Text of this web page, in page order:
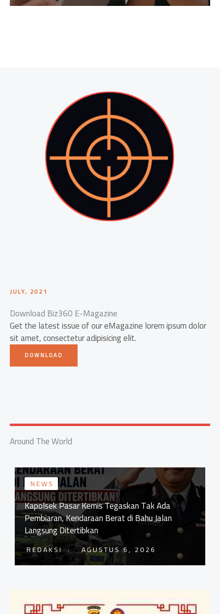
JULY, 2021
Download Biz360 E-Magazine
Get the latest issue of our eMagazine lorem ipsum dolor
sit amet, consectetur adipisicing elit.
DOWNLOAD
Around The World
NEWS
Kapolsek Pasar Kemis Tegaskan Tak Ada
Pembiaran, Kendaraan Berat di Bahu Jalan
Langsung Ditertibkan
REDAKSI AGUSTUS 6, 2026